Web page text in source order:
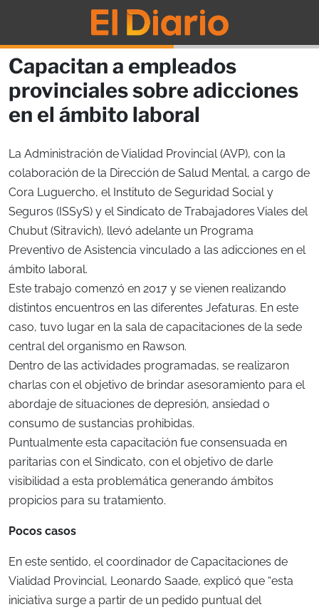
Capacitan a empleados
provinciales sobre adicciones
en el ámbito laboral
La Administración de Vialidad Provincial (AVP), con la
colaboración de la Dirección de Salud Mental, a cargo de
Cora Luguercho, el Instituto de Seguridad Social y
Seguros (ISSyS) y el Sindicato de Trabajadores Viales del
Chubut (Sitravich), llevó adelante un Programa
Preventivo de Asistencia vinculado a las adicciones en el
ámbito laboral.
Este trabajo comenzó en 2017 y se vienen realizando
distintos encuentros en las diferentes Jefaturas. En este
caso, tuvo lugar en la sala de capacitaciones de la sede
central del organismo en Rawson.
Dentro de las actividades programadas, se realizaron
charlas con el objetivo de brindar asesoramiento para el
abordaje de situaciones de depresión, ansiedad o
consumo de sustancias prohibidas.
Puntualmente esta capacitación fue consensuada en
paritarias con el Sindicato, con el objetivo de darle
visibilidad a esta problemática generando ámbitos
propicios para su tratamiento.
Pocos casos
En este sentido, el coordinador de Capacitaciones de
Vialidad Provincial, Leonardo Saade, explicó que “esta
iniciativa surge a partir de un pedido puntual del